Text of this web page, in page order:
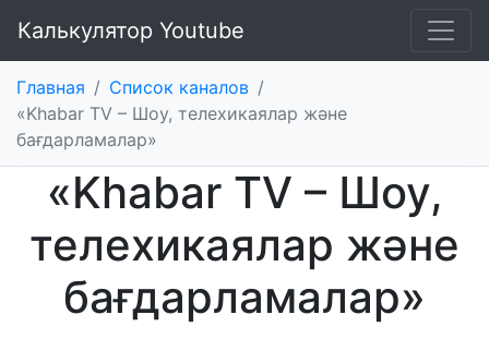
Калькулятор Youtube
Главная / Список каналов /
«Khabar TV – Шоу, телехикаялар және
бағдарламалар»
«Khabar TV – Шоу,
телехикаялар және
бағдарламалар»